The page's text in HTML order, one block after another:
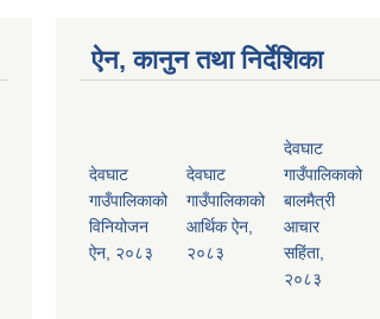
ऐन, कानुन तथा निर्देशिका
देवघाट
गाउँपालिकाको
विनियोजन
ऐन, २०८३
देवघाट
गाउँपालिकाको
आर्थिक ऐन,
२०८३
देवघाट
गाउँपालिकाको
बालमैत्री
आचार
सहिंता,
२०८३